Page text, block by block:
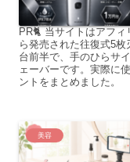
PR🐈 当サイトはアフ
ら発売された往復式5
台前半で、手のひらサ
ェーバーです。実際に
ントをまとめました。
美容